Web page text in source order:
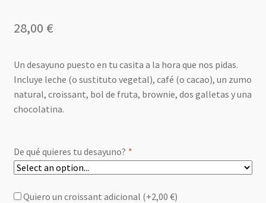
28,00 €
Un desayuno puesto en tu casita a la hora que nos pidas.
Incluye leche (o sustituto vegetal), café (o cacao), un zumo
natural, croissant, bol de fruta, brownie, dos galletas y una
chocolatina.
De qué quieres tu desayuno? *
Quiero un croissant adicional (+2,00 €)